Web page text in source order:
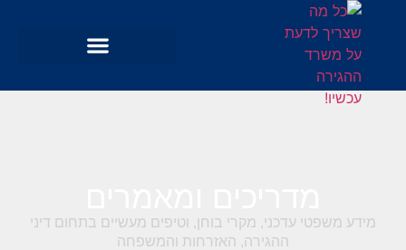
מידע משפטי עדכני, מקרי בוחן, וטיפים מעשיים בתחום דיני
ההגירה, האזרחות והמשפחה